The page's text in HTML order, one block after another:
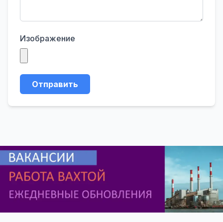
Изображение
Отправить